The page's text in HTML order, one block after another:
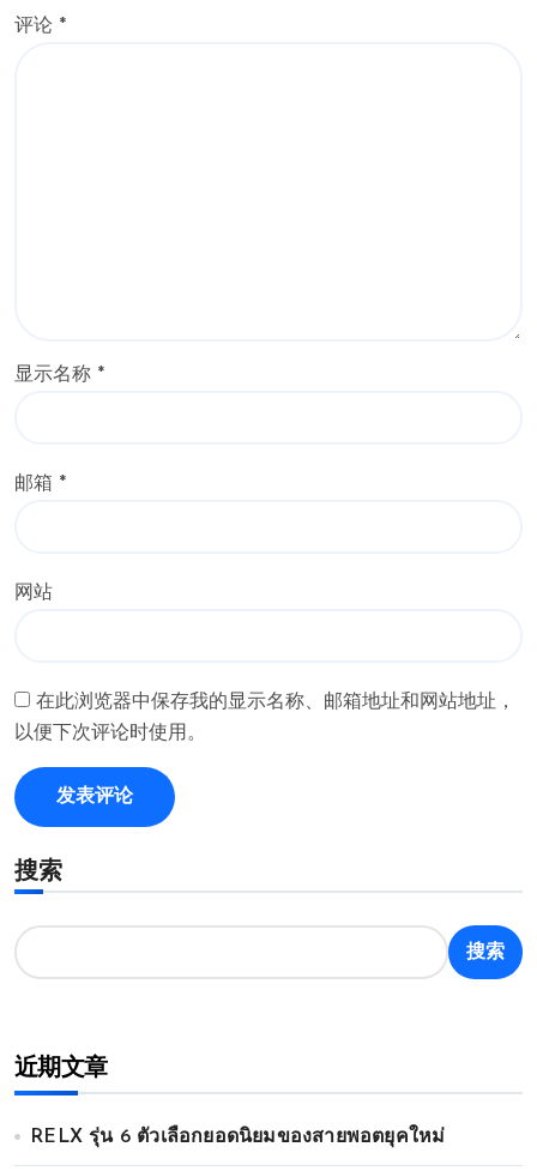
评论 *
显示名称 *
邮箱 *
网站
在此浏览器中保存我的显示名称、邮箱地址和网站地址，
以便下次评论时使用。
搜索
搜索
近期文章
RELX รุ่น 6 ตัวเลือกยอดนิยมของสายพอตยุคใหม่